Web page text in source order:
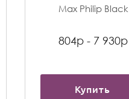
Max Philip Black
804р - 7 930р
Купить